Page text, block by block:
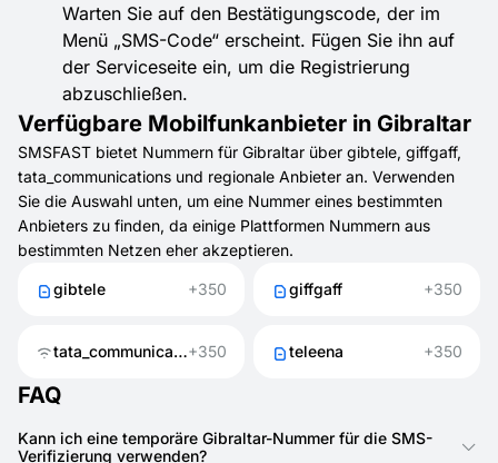
Warten Sie auf den Bestätigungscode, der im
Menü „SMS-Code“ erscheint. Fügen Sie ihn auf
der Serviceseite ein, um die Registrierung
abzuschließen.
Verfügbare Mobilfunkanbieter in Gibraltar
SMSFAST bietet Nummern für Gibraltar über gibtele, giffgaff,
tata_communications und regionale Anbieter an. Verwenden
Sie die Auswahl unten, um eine Nummer eines bestimmten
Anbieters zu finden, da einige Plattformen Nummern aus
bestimmten Netzen eher akzeptieren.
gibtele +350 giffgaff +350
tata_communications+350 teleena +350
FAQ
Kann ich eine temporäre Gibraltar-Nummer für die SMS-
Verifizierung verwenden?